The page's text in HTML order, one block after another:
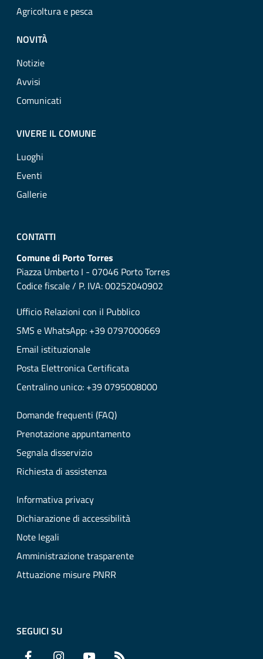
Agricoltura e pesca
NOVITÀ
Notizie
Avvisi
Comunicati
VIVERE IL COMUNE
Luoghi
Eventi
Gallerie
CONTATTI
Comune di Porto Torres
Piazza Umberto I - 07046 Porto Torres
Codice fiscale / P. IVA: 00252040902
Ufficio Relazioni con il Pubblico
SMS e WhatsApp: +39 0797000669
Email istituzionale
Posta Elettronica Certificata
Centralino unico: +39 0795008000
Domande frequenti (FAQ)
Prenotazione appuntamento
Segnala disservizio
Richiesta di assistenza
Informativa privacy
Dichiarazione di accessibilità
Note legali
Amministrazione trasparente
Attuazione misure PNRR
SEGUICI SU
Facebook Instagram YouTube